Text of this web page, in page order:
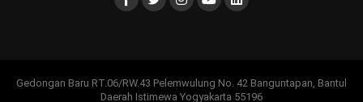
Gedongan Baru RT.06/RW.43 Pelemwulung No. 42 Banguntapan, Bantul
Daerah Istimewa Yogyakarta 55196